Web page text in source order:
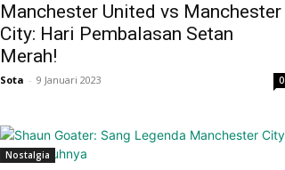
Manchester United vs Manchester
City: Hari Pembalasan Setan
Merah!
Sota - 9 Januari 2023 0
Nostalgia